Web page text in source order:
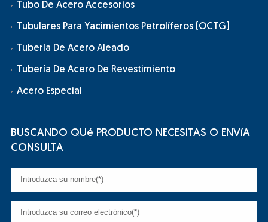
Tubo De Acero Accesorios
Tubulares Para Yacimientos Petrolíferos (OCTG)
Tubería De Acero Aleado
Tubería De Acero De Revestimiento
Acero Especial
BUSCANDO QUé PRODUCTO NECESITAS O ENVíA
CONSULTA